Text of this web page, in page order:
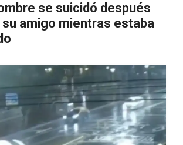
se suicidó después
su amigo mientras estaba